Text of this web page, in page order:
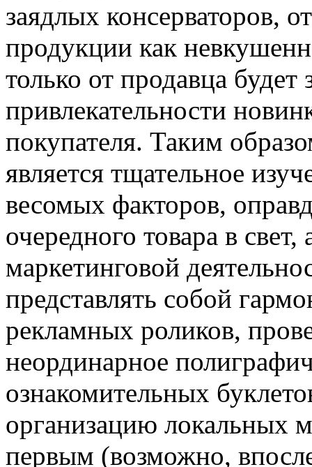
заядлых консерваторов,
продукции как
только от продавца будет
привлекательности
покупателя. Таким
является тщательное
весомых факторов,
очередного товара в
маркетинговой
представлять собой
рекламных роликов,
неординарное
ознакомительных
организацию локальных
первым (возможно,